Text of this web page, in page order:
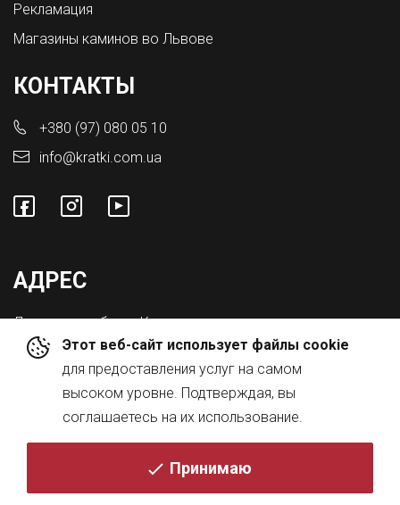
Этот веб-сайт использует файлы cookie
для предоставления услуг на самом
высоком уровне. Подтверждая, вы
соглашаетесь на их использование.
Принимаю
Рекламация
Магазины каминов во Львове
КОНТАКТЫ
+380 (97) 080 05 10
info@kratki.com.ua
АДРЕС
Львовская обл., с. Конопниця,
ул. Городоцкая 8а